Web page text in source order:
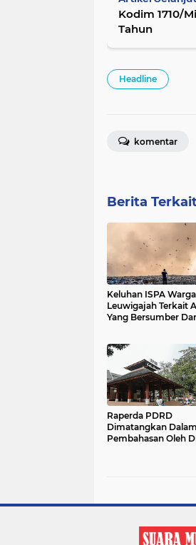
Kodim 1710/
Tahun
Headline
komentar
Berita
Keluhan ISPA Warga
Leuwigajah Terkait
Yang Bersumber
Raperda PDRD
Dimatangkan Dalam
Pembahasan Oleh